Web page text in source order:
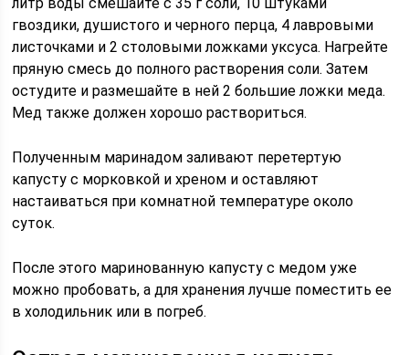
гвоздики, душистого и черного перца, 4 лавровыми
листочками и 2 столовыми ложками уксуса. Нагрейте
пряную смесь до полного растворения соли. Затем
остудите и размешайте в ней 2 большие ложки меда.
Мед также должен хорошо раствориться.
Полученным маринадом заливают перетертую
капусту с морковкой и хреном и оставляют
настаиваться при комнатной температуре около
суток.
После этого маринованную капусту с медом уже
можно пробовать, а для хранения лучше поместить ее
в холодильник или в погреб.